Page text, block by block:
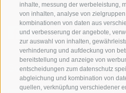
inhalte, messung der werbeleistung,
von inhalten, analyse von
kombinationen von daten aus
und verbesserung der angebote,
zur auswahl von inhalten,
verhinderung und aufdeckung von
bereitstellung und anzeige von
entscheidungen zum datenschutz
abgleichung und kombination von
quellen, verknüpfung verschiedener
Sei jederzeit informiert